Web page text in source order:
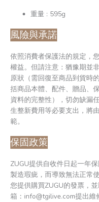
重量 : 595g
風險與承諾
依照消費者保護法的規定，
權益。但請注意：猶豫期並
原狀（需回復至商品到貨時
括商品本體、配件、贈品、
資料的完整性），切勿缺漏
生整新費用等必要支出，將
範。
保固政策
ZUGU提供自收件日起一年
製造瑕疵，而導致無法正常
您提供購買ZUGU的發票，
箱：info@tgilive.com提出